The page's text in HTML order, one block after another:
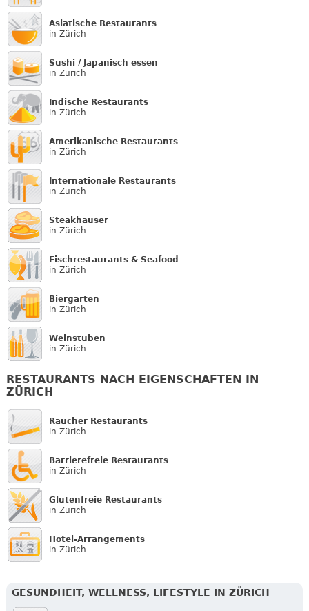
Asiatische Restaurants
in Zürich
Sushi / Japanisch essen
in Zürich
Indische Restaurants
in Zürich
Amerikanische Restaurants
in Zürich
Internationale Restaurants
in Zürich
Steakhäuser
in Zürich
Fischrestaurants & Seafood
in Zürich
Biergarten
in Zürich
Weinstuben
in Zürich
RESTAURANTS NACH EIGENSCHAFTEN IN
ZÜRICH
Raucher Restaurants
in Zürich
Barrierefreie Restaurants
in Zürich
Glutenfreie Restaurants
in Zürich
Hotel-Arrangements
in Zürich
GESUNDHEIT, WELLNESS, LIFESTYLE IN ZÜRICH